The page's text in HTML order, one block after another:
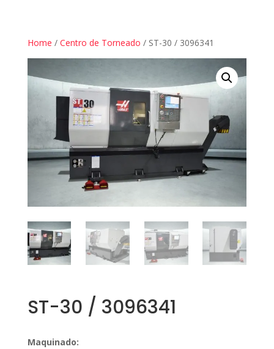
Home / Centro de Torneado / ST-30 / 3096341
ST-30 / 3096341
Maquinado: